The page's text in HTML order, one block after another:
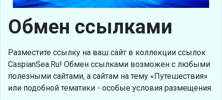
Обмен ссылками
Разместите ссылку на ваш сайт в коллекции ссылок
CaspianSea.Ru! Обмен ссылками возможен с любыми
полезными сайтами, а сайтам на тему «Путешествия»
или подобной тематики - особые условия размещения.